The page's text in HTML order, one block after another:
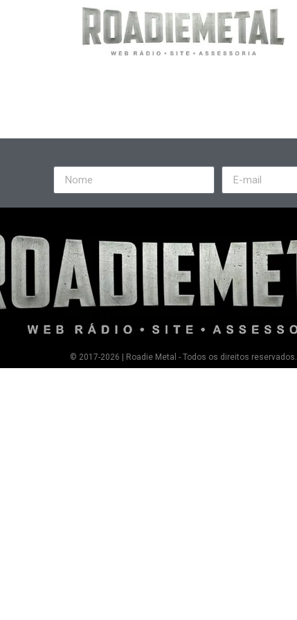
© 2017-2026 | Roadie Metal - Todos os direitos reservados.